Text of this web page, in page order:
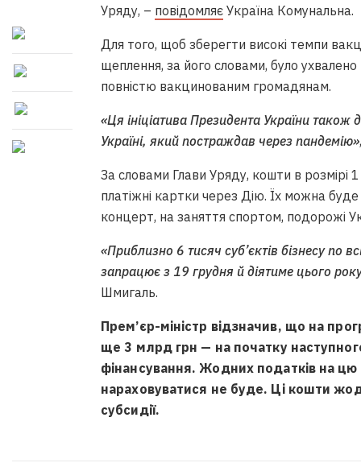
Уряду, – повідомляє Україна Комунальна.
Для того, щоб зберегти високі темпи
щеплення, за його словами, було
повністю вакцинованим громадянам.
«Ця ініціатива Президента України також
Україні, який постраждав через пандемію»
За словами Глави Уряду, кошти в розмірі 1
платіжні картки через Дію. Їх можна
концерт, на заняття спортом, подорожі
«Приблизно 6 тисяч суб’єктів бізнесу по
запрацює з 19 грудня й діятиме цього
Шмигаль.
Прем’єр-міністр відзначив, що на
ще 3 млрд грн — на початку
фінансування. Жодних податків на
нараховуватися не буде. Ці кошти
субсидії.